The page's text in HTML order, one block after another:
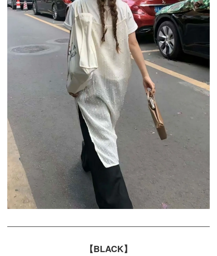
【BLACK】